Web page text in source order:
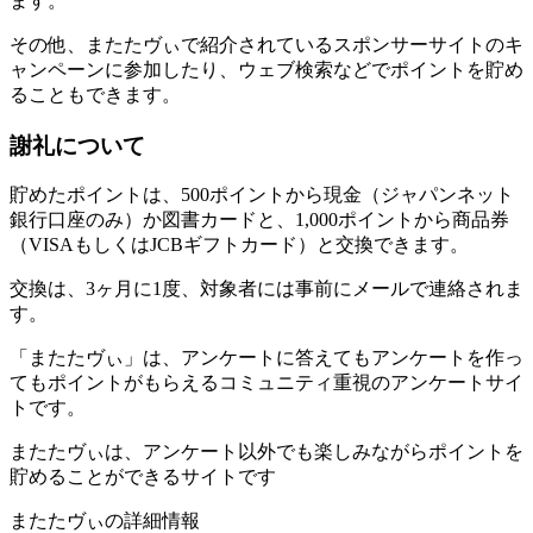
その他、またたヴぃで紹介されているスポンサーサイトのキ
ャンペーンに参加したり、ウェブ検索などでポイントを貯め
ることもできます。
謝礼について
貯めたポイントは、500ポイントから現金（ジャパンネット
銀行口座のみ）か図書カードと、1,000ポイントから商品券
（VISAもしくはJCBギフトカード）と交換できます。
交換は、3ヶ月に1度、対象者には事前にメールで連絡されま
す。
「またたヴぃ」は、アンケートに答えてもアンケートを作っ
てもポイントがもらえるコミュニティ重視のアンケートサイ
トです。
またたヴぃは、アンケート以外でも楽しみながらポイントを
貯めることができるサイトです
またたヴぃの詳細情報